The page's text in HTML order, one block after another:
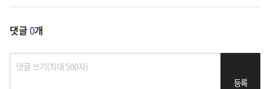
댓글0개
등록